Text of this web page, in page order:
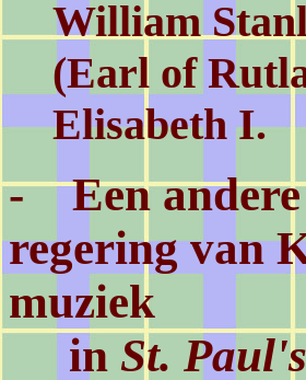
William
(Earl of
Elisabeth I.
-Een
regering van
muziek
in St.